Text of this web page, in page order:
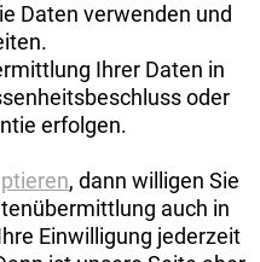
4-Kolben-
M6100 Bremshebel,
4-Kolben-
M6100 Bremshebel,
Loch-
Daten verwenden und
Ihrer Daten in
oder
erfolgen.
, dann willigen Sie
auch in
Einwilligung jederzeit
Auftrag widerrufen